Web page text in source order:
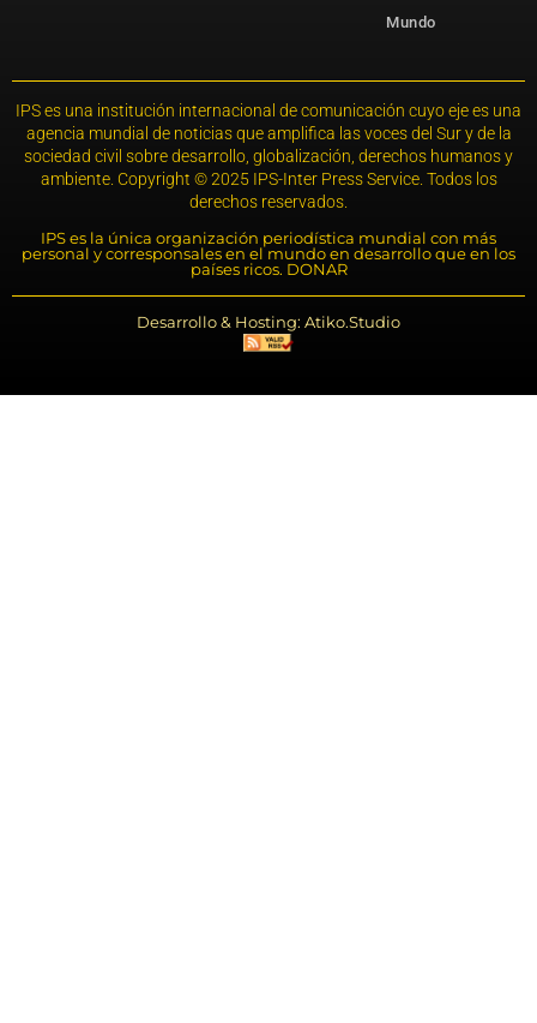
Mundo
IPS es una institución internacional de comunicación cuyo eje es una
agencia mundial de noticias que amplifica las voces del Sur y de la
sociedad civil sobre desarrollo, globalización, derechos humanos y
ambiente. Copyright © 2025 IPS-Inter Press Service. Todos los
derechos reservados.
IPS es la única organización periodística mundial con más
personal y corresponsales en el mundo en desarrollo que en los
países ricos. DONAR
Desarrollo & Hosting: Atiko.Studio